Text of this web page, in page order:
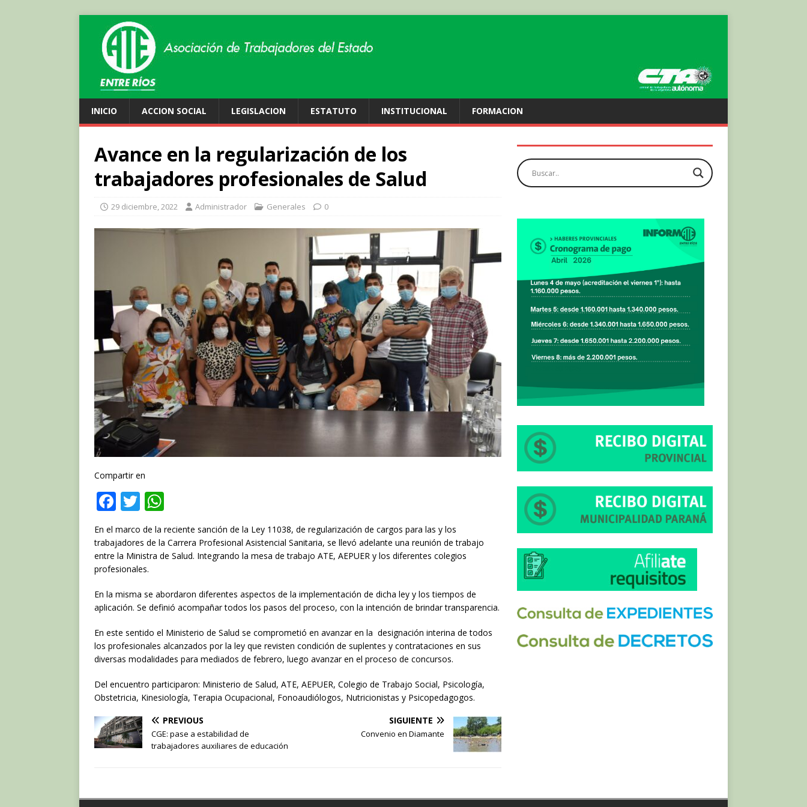
INICIO ACCION SOCIAL LEGISLACION ESTATUTO INSTITUCIONAL FORMACION
Avance en la regularización de los
trabajadores profesionales de Salud
29 diciembre, 2022 Administrador Generales 0
Compartir en
F
c
e
b
o
o
k
T
w
it
te
r
at
s
p
p
En el marco de la reciente sanción de la Ley 11038, de regularización de cargos para las y los
trabajadores de la Carrera Profesional Asistencial Sanitaria, se llevó adelante una reunión de trabajo
entre la Ministra de Salud. Integrando la mesa de trabajo ATE, AEPUER y los diferentes colegios
profesionales.
En la misma se abordaron diferentes aspectos de la implementación de dicha ley y los tiempos de
aplicación. Se definió acompañar todos los pasos del proceso, con la intención de brindar transparencia.
En este sentido el Ministerio de Salud se comprometió en avanzar en la designación interina de todos
los profesionales alcanzados por la ley que revisten condición de suplentes y contrataciones en sus
diversas modalidades para mediados de febrero, luego avanzar en el proceso de concursos.
Del encuentro participaron: Ministerio de Salud, ATE, AEPUER, Colegio de Trabajo Social, Psicología,
Obstetricia, Kinesiología, Terapia Ocupacional, Fonoaudiólogos, Nutricionistas y Psicopedagogos.
PREVIOUS
CGE: pase a estabilidad de
trabajadores auxiliares de educación
SIGUIENTE
Convenio en Diamante